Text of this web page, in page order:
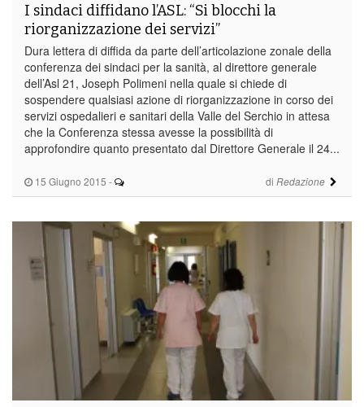
15 Giugno 2015 - di Redazione
I sindaci diffidano l’ASL: “Si blocchi la
riorganizzazione dei servizi”
Dura lettera di diffida da parte dell’articolazione zonale della
conferenza dei sindaci per la sanità, al direttore generale
dell’Asl 21, Joseph Polimeni nella quale si chiede di
sospendere qualsiasi azione di riorganizzazione in corso dei
servizi ospedalieri e sanitari della Valle del Serchio in attesa
che la Conferenza stessa avesse la possibilità di
approfondire quanto presentato dal Direttore Generale il 24...